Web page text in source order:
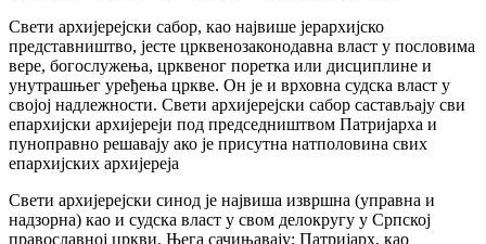
Свети архијерејски сабор, као највише јерархијско
представништво, јесте црквенозаконодавна власт у пословима
вере, богослужења, црквеног поретка или дисциплине и
унутрашњег уређења цркве. Он је и врховна судска власт у
својој надлежности. Свети архијерејски сабор састављају сви
епархијски архијереји под председништвом Патријарха и
пуноправно решавају ако је присутна натполовина свих
епархијских архијереја
Свети архијерејски синод је највиша извршна (управна и
надзорна) као и судска власт у свом делокругу у Српској
православној цркви. Њега сачињавају: Патријарх, као